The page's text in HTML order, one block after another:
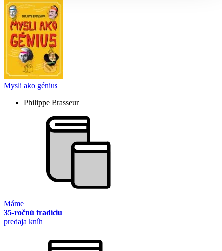
Mysli ako génius
Philippe Brasseur
Máme
35-ročnú tradíciu
predaja kníh